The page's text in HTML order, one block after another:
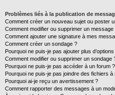
Problèmes liés à la publication de
Comment créer un nouveau sujet ou poster
Comment modifier ou supprimer un message
Comment ajouter une signature à mes
Comment créer un sondage ?
Pourquoi ne puis-je pas ajouter plus
Comment modifier ou supprimer un sondage
Pourquoi ne puis-je pas accéder à un forum ?
Pourquoi ne puis-je pas joindre des fichiers
Pourquoi ai-je reçu un avertissement ?
Comment rapporter des messages à un